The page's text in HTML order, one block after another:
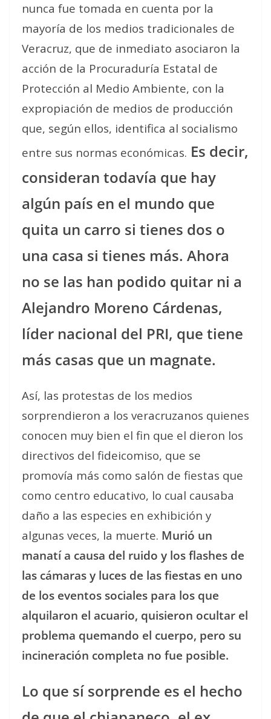
nunca fue tomada en cuenta por la
mayoría de los medios tradicionales de
Veracruz, que de inmediato asociaron la
acción de la Procuraduría Estatal de
Protección al Medio Ambiente, con la
expropiación de medios de producción
que, según ellos, identifica al socialismo
entre sus normas económicas. Es decir,
consideran todavía que hay
algún país en el mundo que
quita un carro si tienes dos o
una casa si tienes más. Ahora
no se las han podido quitar ni a
Alejandro Moreno Cárdenas,
líder nacional del PRI, que tiene
más casas que un magnate.
Así, las protestas de los medios
sorprendieron a los veracruzanos quienes
conocen muy bien el fin que el dieron los
directivos del fideicomiso, que se
promovía más como salón de fiestas que
como centro educativo, lo cual causaba
daño a las especies en exhibición y
algunas veces, la muerte. Murió un
manatí a causa del ruido y los flashes de
las cámaras y luces de las fiestas en uno
de los eventos sociales para los que
alquilaron el acuario, quisieron ocultar el
problema quemando el cuerpo, pero su
incineración completa no fue posible.
Lo que sí sorprende es el hecho